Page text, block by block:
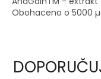
Obohaceno o 5000